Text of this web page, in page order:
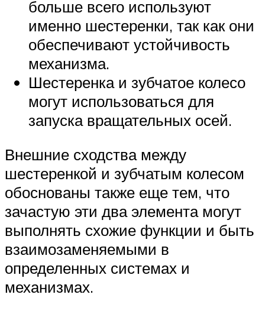
больше всего используют
именно шестеренки, так как они
обеспечивают устойчивость
механизма.
Шестеренка и зубчатое колесо
могут использоваться для
запуска вращательных осей.
Внешние сходства между
шестеренкой и зубчатым колесом
обоснованы также еще тем, что
зачастую эти два элемента могут
выполнять схожие функции и быть
взаимозаменяемыми в
определенных системах и
механизмах.